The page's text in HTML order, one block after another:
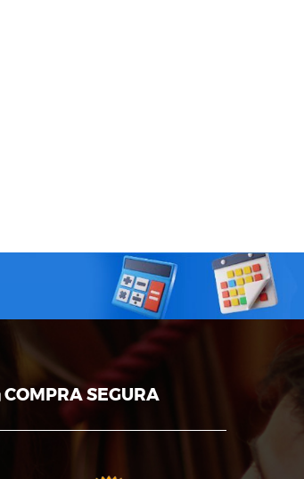
COMPRA SEGURA